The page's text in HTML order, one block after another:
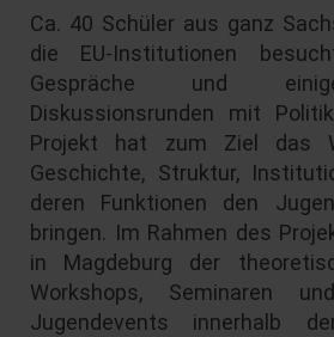
Ca. 40 Schüler aus ganz
die EU-Institutionen
Gespräche und
Diskussionsrunden mit
Projekt hat zum Ziel das
Geschichte, Struktur,
deren Funktionen den
bringen. Im Rahmen des
in Magdeburg der
Workshops, Seminaren
Jugendevents innerhalb